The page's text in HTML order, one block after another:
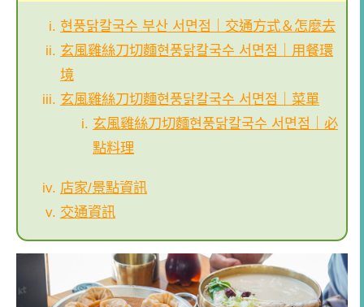
현풍닭칼국수 부산 서면점｜交通方式＆怎麼去
玄風雞絲刀切麵현풍닭칼국수 서면점｜用餐環
境
玄風雞絲刀切麵현풍닭칼국수 서면점｜菜單
玄風雞絲刀切麵현풍닭칼국수 서면점｜必
點料理
店家/景點資訊
交通資訊